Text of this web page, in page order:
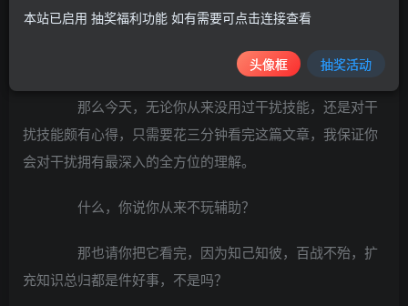
那么今天，无论你从来没用过干扰技能，还是对干
扰技能颇有心得，只需要花三分钟看完这篇文章，我保证你
会对干扰拥有最深入的全方位的理解。
什么，你说你从来不玩辅助？
那也请你把它看完，因为知己知彼，百战不殆，扩
充知识总归都是件好事，不是吗？
本站已启用 抽奖福利功能 如有需要可点击连接查看
头像框 抽奖活动